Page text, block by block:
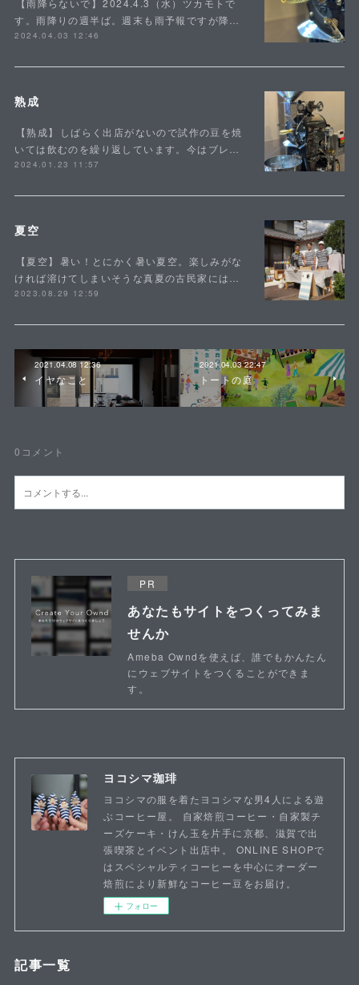
⁡【雨降らないで】⁡2024.4.3（水）ツカモトで
す。雨降りの週半ば。週末も雨予報ですが降…
2024.04.03 12:46
熟成
⁡【熟成】⁡しばらく出店がないので試作の豆を焼
いては飲むのを繰り返しています。今はブレ…
2024.01.23 11:57
夏空
⁡【夏空】⁡暑い！とにかく暑い夏空。楽しみがな
ければ溶けてしまいそうな真夏の古民家には…
2023.08.29 12:59
2021.04.08 12:36
イヤなこと
2021.04.03 22:47
トートの庭
0 コメント
PR
あなたもサイトをつくってみま
せんか
Ameba Owndを使えば、誰でもかんたん
にウェブサイトをつくることができま
す。
ヨコシマ珈琲
ヨコシマの服を着たヨコシマな男4人による遊
ぶコーヒー屋。 自家焙煎コーヒー・自家製チ
ーズケーキ・けん玉を片手に京都、滋賀で出
張喫茶とイベント出店中。 ONLINE SHOPで
はスペシャルティコーヒーを中心にオーダー
焙煎により新鮮なコーヒー豆をお届け。
フォロー
記事一覧